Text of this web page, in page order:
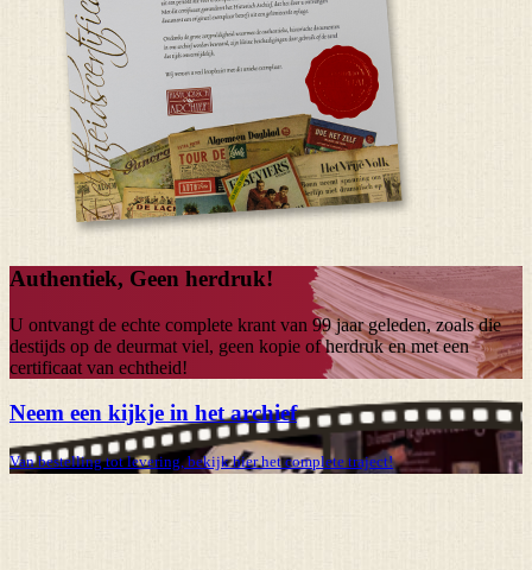
Authentiek, Geen herdruk!
U ontvangt de echte complete krant van 99 jaargeleden, zoals die
destijds op de deurmat viel, geen kopie of herdruk en met een
certificaat van echtheid!
Neem een kijkje in het archief
Van bestelling tot levering, bekijk hier het complete traject!